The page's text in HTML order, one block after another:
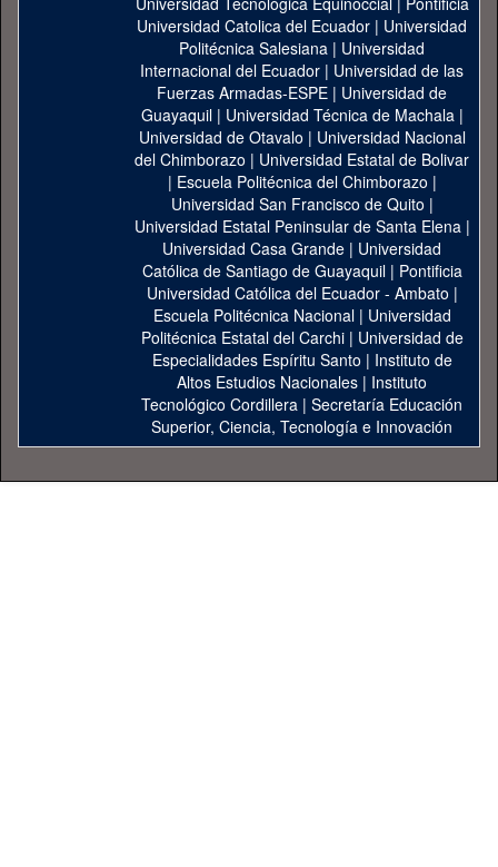
Universidad Catolica del Ecuador | Universidad
Politécnica Salesiana | Universidad
Internacional del Ecuador | Universidad de las
Fuerzas Armadas-ESPE | Universidad de
Guayaquil| Universidad Técnica de Machala|
Universidad de Otavalo | Universidad Nacional
del Chimborazo | Universidad Estatal de Bolivar
| Escuela Politécnica del Chimborazo |
Universidad San Francisco de Quito |
Universidad Estatal Peninsular de Santa Elena|
Universidad Casa Grande | Universidad
Católica de Santiago de Guayaquil| Pontificia
Universidad Católica del Ecuador - Ambato |
Escuela Politécnica Nacional| Universidad
Politécnica Estatal del Carchi| Universidad de
Especialidades Espíritu Santo | Instituto de
Altos Estudios Nacionales | Instituto
Tecnológico Cordillera | Secretaría Educación
Superior, Ciencia, Tecnología e Innovación